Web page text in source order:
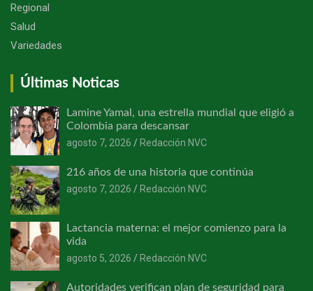
Regional
Salud
Variedades
Últimas Noticas
Lamine Yamal, una estrella mundial que eligió a
Colombia para descansar
agosto 7, 2026
Redacción NVC
216 años de una historia que continúa
agosto 7, 2026
Redacción NVC
Lactancia materna: el mejor comienzo para la
vida
agosto 5, 2026
Redacción NVC
Autoridades verifican plan de seguridad para